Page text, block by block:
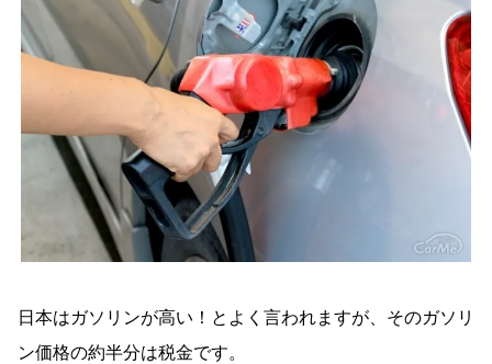
日本はガソリンが高い！とよく言われますが、そのガソリ
ン価格の約半分は税金です。